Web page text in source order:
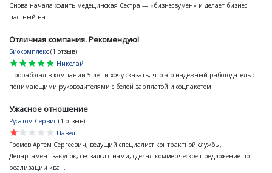
Снова начала ходить медецинская Сестра — «бизнесвумен» и делает бизнес
частный на...
Отличная компания. Рекомендую!
Биокомплекс (1 отзыв)
star
star
star
star
star
Николай
Проработал в компании 5 лет и хочу сказать, что это надёжный работодатель с
понимающими руководителями с белой зарплатой и соцпакетом.
Ужасное отношение
Русатом Сервис (1 отзыв)
star
star
star
star
star
Павел
Громов Артем Сергеевич, ведущий специалист контрактной службы,
Департамент закупок, связался с нами, сделал коммерческое предложение по
реализации ква...